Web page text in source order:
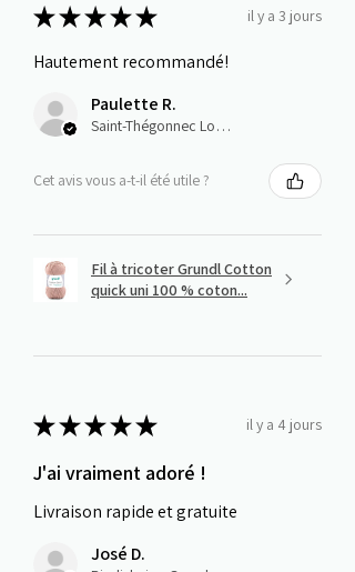
★★★★★ il y a 3 jours
Hautement recommandé!
Paulette R.
Saint-Thégonnec Loc-Eguiner, E
Cet avis vous a-t-il été utile ?
Fil à tricoter Grundl Cotton
quick uni 100 % coton...
★★★★★ il y a 4 jours
J'ai vraiment adoré !
Livraison rapide et gratuite
José D.